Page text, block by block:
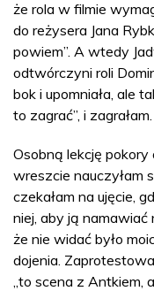
że rola w filmie
do reżysera Jana
powiem”. A wtedy
odtwórczyni roli
bok i upomniała, ale
to zagrać”, i zagrałam.
Osobną lekcję pokory
wreszcie nauczyłam
czekałam na ujęcie,
niej, aby ją namawiać
że nie widać było
dojenia.
„to scena z Antkiem,